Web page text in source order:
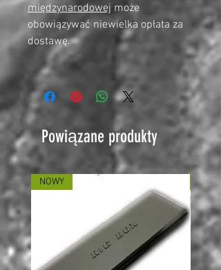
międzynarodowej może
obowiązywać niewielka opłata za
dostawę.
Powiązane produkty
NOWY NOWY